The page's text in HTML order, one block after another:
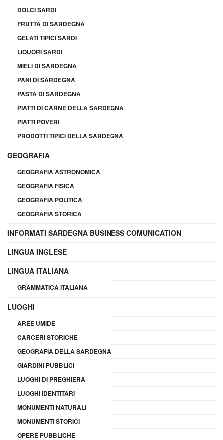
DOLCI SARDI
FRUTTA DI SARDEGNA
GELATI TIPICI SARDI
LIQUORI SARDI
MIELI DI SARDEGNA
PANI DI SARDEGNA
PASTA DI SARDEGNA
PIATTI DI CARNE DELLA SARDEGNA
PIATTI POVERI
PRODOTTI TIPICI DELLA SARDEGNA
GEOGRAFIA
GEOGRAFIA ASTRONOMICA
GEOGRAFIA FISICA
GEOGRAFIA POLITICA
GEOGRAFIA STORICA
INFORMATI SARDEGNA BUSINESS COMUNICATION
LINGUA INGLESE
LINGUA ITALIANA
GRAMMATICA ITALIANA
LUOGHI
AREE UMIDE
CARCERI STORICHE
GEOGRAFIA DELLA SARDEGNA
GIARDINI PUBBLICI
LUOGHI DI PREGHIERA
LUOGHI IDENTITARI
MONUMENTI NATURALI
MONUMENTI STORICI
OPERE PUBBLICHE